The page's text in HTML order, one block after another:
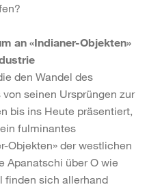
an «Indianer-Objekten»
den Wandel des
seinen Ursprüngen zur
bis ins Heute präsentiert,
fulminantes
Objekten» der westlichen
Apanatschi über O wie
finden sich allerhand